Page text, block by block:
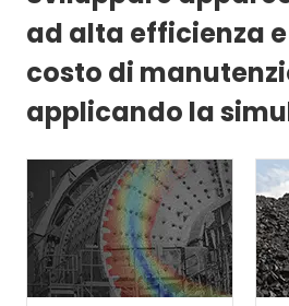
ad alta efficienza
costo di
applicando la